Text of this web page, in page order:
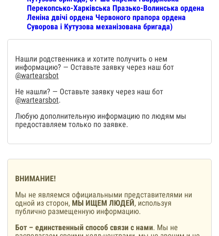
Перекопсько-Харківська Празько-Волинська ордена
Леніна двічі ордена Червоного прапора ордена
Суворова і Кутузова механізована бригада)
Нашли родственника и хотите получить о нем
информацию? — Оставьте заявку через наш бот
@wartearsbot
Не нашли? — Оставьте заявку через наш бот
@wartearsbot.
Любую дополнительную информацию по людям мы
предоставляем только по заявке.
ВНИМАНИЕ!
Мы не являемся официальными представителями ни
одной из сторон, МЫ ИЩЕМ ЛЮДЕЙ, используя
публично размещенную информацию.
Бот – единственный способ связи с нами. Мы не